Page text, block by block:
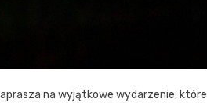
na wyjątkowe wydarzenie, które